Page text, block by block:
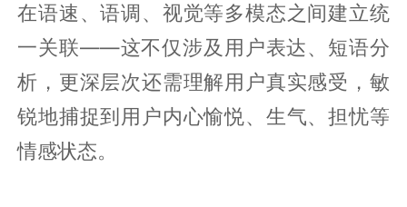
在语速、语调、视觉等多模态之间建立统
一关联——这不仅涉及用户表达、短语分
析，更深层次还需理解用户真实感受，敏
锐地捕捉到用户内心愉悦、生气、担忧等
情感状态。